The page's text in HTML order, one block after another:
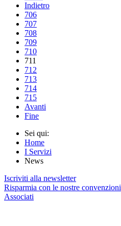
Indietro
706
707
708
709
710
711
712
713
714
715
Avanti
Fine
Sei qui:
Home
I Servizi
News
Iscriviti alla newsletter
Risparmia con le nostre convenzioni
Associati